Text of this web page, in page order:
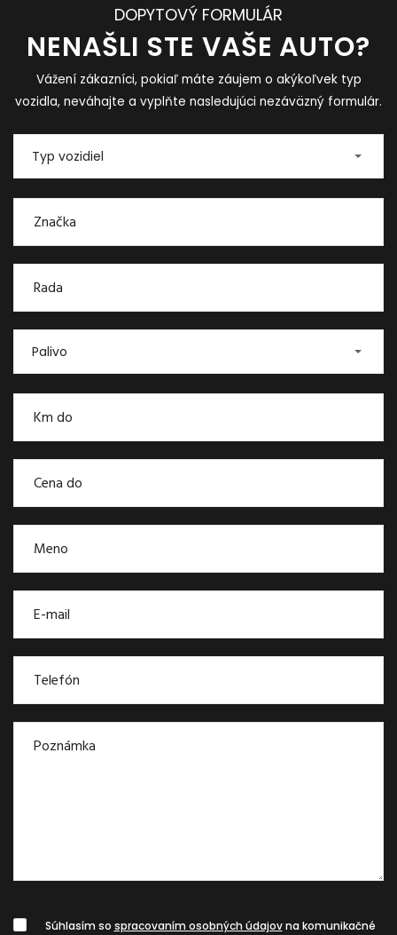
DOPYTOVÝ FORMULÁR
NENAŠLI STE VAŠE AUTO?
Vážení zákazníci, pokiaľ máte záujem o akýkoľvek typ
vozidla, neváhajte a vyplňte nasledujúci nezáväzný formulár.
Typ vozidiel
Palivo
Súhlasím so spracovaním osobných údajovna komunikačné